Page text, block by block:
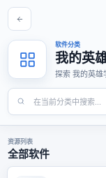
软件分类
我的英
探索 我的英雄
资源列表
全部软件